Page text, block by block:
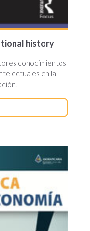
history
conocimientos
en la